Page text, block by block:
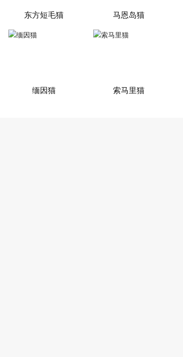
东方短毛猫 马恩岛猫
缅因猫 索马里猫